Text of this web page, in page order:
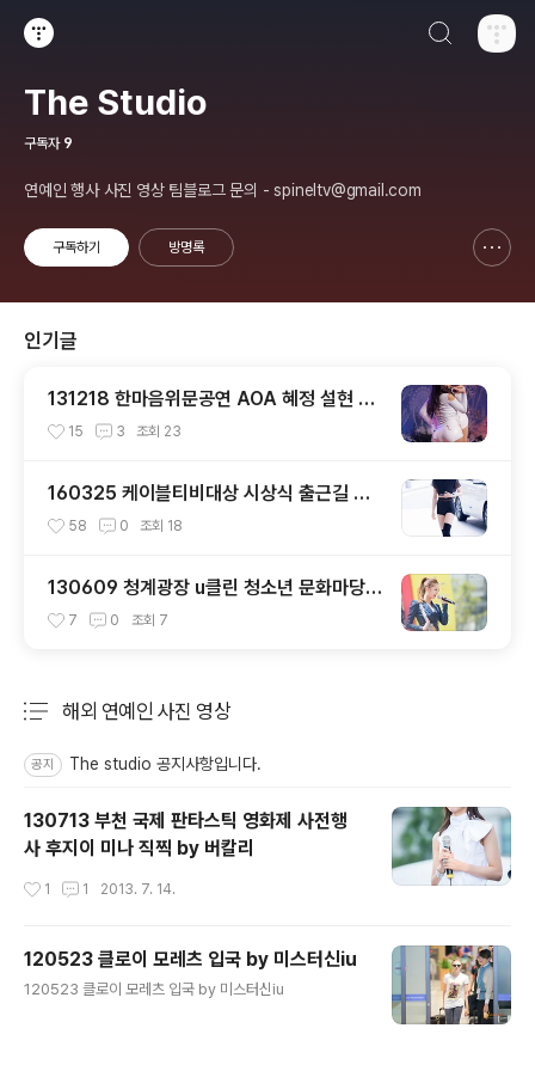
The Studio
구독자 9
연예인 행사 사진 영상 팀블로그 문의 - spineltv@gmail.com
구독하기 방명록
인기글
131218 한마음위문공연 AOA 혜정 설현 직
캠 by 스피넬
15 3 조회 23
160325 케이블티비대상 시상식 출근길 트
와이스 직찍 by 스피넬
58 0 조회 18
130609 청계광장 u클린 청소년 문화마당
걸스데이 직찍 by 아데스
7 0 조회 7
해외 연예인 사진 영상
공지 The studio 공지사항입니다.
130713 부천 국제 판타스틱 영화제 사전행
사 후지이 미나 직찍 by 버칼리
1 1 2013. 7. 14.
120523 클로이 모레츠 입국 by 미스터신iu
120523 클로이 모레츠 입국 by 미스터신iu